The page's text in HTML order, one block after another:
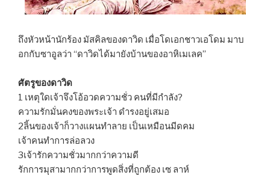
ถึงหัวหน้านักร้อง มัสคิลของดาวิด เมื่อโดเอกชาวเอโดม มาบ
อกกับซาอูลว่า “ดาวิดได้มายังบ้านของอาหิเมเลค”
ศัตรูของดาวิด
1 เหตุใดเจ้าจึงโอ้อวดความชั่ว คนที่มีกำลัง?
ความรักมั่นคงของพระเจ้า ดำรงอยู่เสมอ
2ลิ้นของเจ้าก็วางแผนทำลาย เป็นเหมือนมีดคม
เจ้าคนทำการล่อลวง
3เจ้ารักความชั่วมากกว่าความดี
รักการมุสามากกว่าการพูดสิ่งที่ถูกต้อง เซ ลาห์